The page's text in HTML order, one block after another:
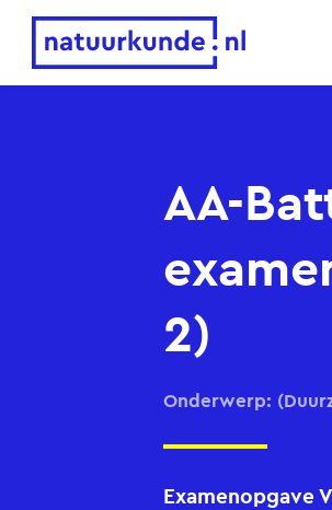
Natuurkunde.nl
AA-
2)
Onderwerp:
Examenopgave